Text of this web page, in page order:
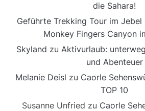
die Sahara!
Geführte Trekking Tour im Jebel
Monkey Fingers Canyon
Skyland zu Aktivurlaub:
und Abenteuer
Melanie Deisl zu Caorle
TOP 10
Susanne Unfried zu Caorle